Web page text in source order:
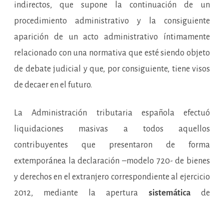
indirectos, que supone la continuación de un
procedimiento administrativo y la consiguiente
aparición de un acto administrativo íntimamente
relacionado con una normativa que esté siendo objeto
de debate judicial y que, por consiguiente, tiene visos
de decaer en el futuro.
La Administración tributaria española efectuó
liquidaciones masivas a todos aquellos
contribuyentes que presentaron de forma
extemporánea la declaración –modelo 720- de bienes
y derechos en el extranjero correspondiente al ejercicio
2012, mediante la apertura sistemática de